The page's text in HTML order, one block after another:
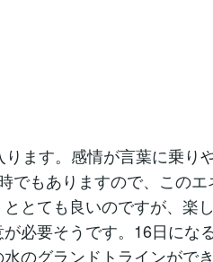
ます。感情が言葉に乗り
でもありますので、この
とても良いのですが、楽
必要そうです。16日にな
のグランドトラインがで